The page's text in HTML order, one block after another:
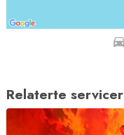
Relaterte servicer